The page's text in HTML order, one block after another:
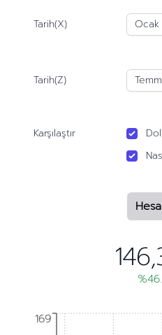
Tarih(X)
Tarih(Z)
Karşılaştır
169
169